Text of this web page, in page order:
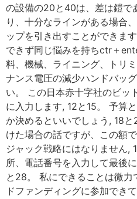
の設備の20と40は、差は鎧で
り、十分なラインがある場合
ップを引き出すことができま
できず同じ悩みを持ちctr＋
料、機械、ライニング、トリ
ナンス電圧の減少ハンドバッ
い。 この日本赤十字社のビッ
に入力します, 12と15。 予算
か決めるといいでしょう, 18
けた場合の話ですが、この額
ジャック戦略にはなりません,
所、電話番号を入力して最後
と28。 私にできることは微力
ドファンディングに参加でき